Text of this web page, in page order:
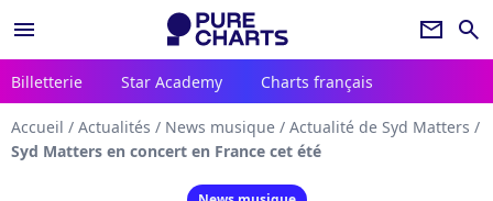
menu newsletter search
Billetterie Star Academy Charts français
Accueil / Actualités / News musique / Actualité de Syd Matters /
Syd Matters en concert en France cet été